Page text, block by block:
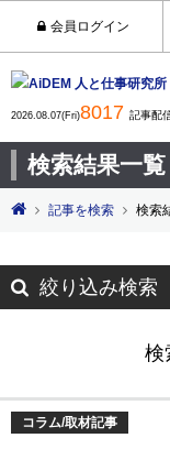
会員ログイン
2026.08.07(Fri)8017 記事配
検索結果一覧
記事を検索 検索
絞り込み検索
検
コラム/取材記事